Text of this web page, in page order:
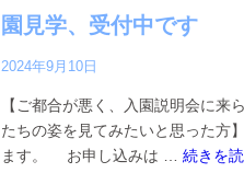
園見学、受付中です
2024年9月10日
【ご都合が悪く、入園説明会に
たちの姿を見てみたいと思った
ます。 お申し込みは … 続きを